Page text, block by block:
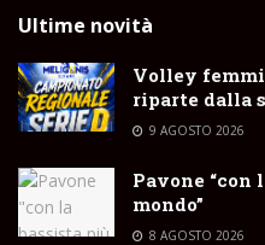
Ultime novità
Volley
riparte dalla
9 AGOSTO 2026
Pavone “con
mondo”
8 AGOSTO 2026